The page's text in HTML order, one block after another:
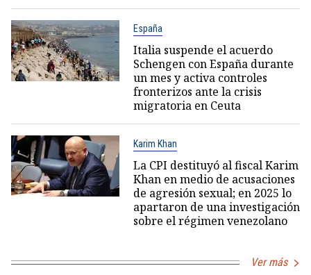
España
Italia suspende el acuerdo
Schengen con España durante
un mes y activa controles
fronterizos ante la crisis
migratoria en Ceuta
Karim Khan
La CPI destituyó al fiscal Karim
Khan en medio de acusaciones
de agresión sexual; en 2025 lo
apartaron de una investigación
sobre el régimen venezolano
Ver más